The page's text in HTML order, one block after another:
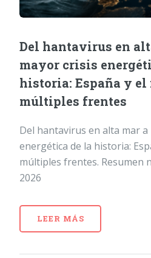
Del hantavirus en
mayor crisis
historia: España y el
múltiples frentes
Del hantavirus en alta mar a
energética de la historia:
múltiples frentes. Resumen
2026
LEER MÁS